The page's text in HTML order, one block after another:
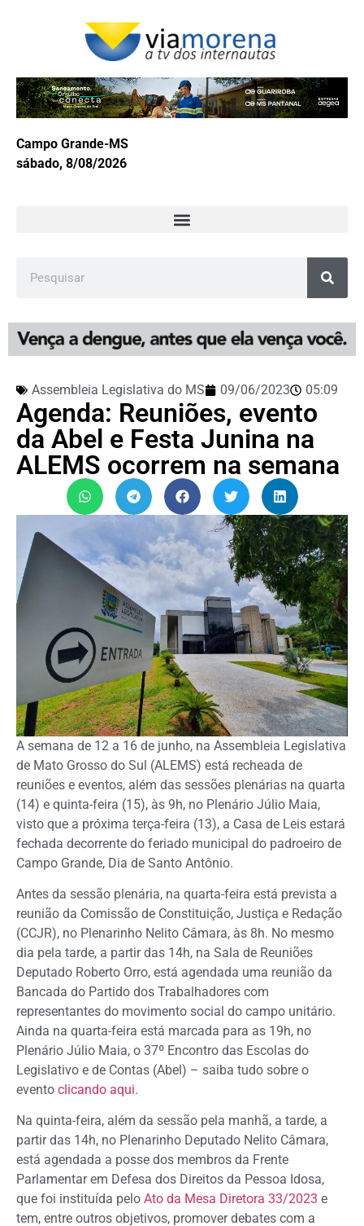
Campo Grande-MS
sábado, 8/08/2026
Assembleia Legislativa do MS 09/06/2023 05:09
Agenda: Reuniões, evento
da Abel e Festa Junina na
ALEMS ocorrem na semana
A semana de 12 a 16 de junho, na Assembleia Legislativa
de Mato Grosso do Sul (ALEMS) está recheada de
reuniões e eventos, além das sessões plenárias na quarta
(14) e quinta-feira (15), às 9h, no Plenário Júlio Maia,
visto que a próxima terça-feira (13), a Casa de Leis estará
fechada decorrente do feriado municipal do padroeiro de
Campo Grande, Dia de Santo Antônio.
Antes da sessão plenária, na quarta-feira está prevista a
reunião da Comissão de Constituição, Justiça e Redação
(CCJR), no Plenarinho Nelito Câmara, às 8h. No mesmo
dia pela tarde, a partir das 14h, na Sala de Reuniões
Deputado Roberto Orro, está agendada uma reunião da
Bancada do Partido dos Trabalhadores com
representantes do movimento social do campo unitário.
Ainda na quarta-feira está marcada para as 19h, no
Plenário Júlio Maia, o 37º Encontro das Escolas do
Legislativo e de Contas (Abel) – saiba tudo sobre o
evento clicando aqui.
Na quinta-feira, além da sessão pela manhã, a tarde, a
partir das 14h, no Plenarinho Deputado Nelito Câmara,
está agendada a posse dos membros da Frente
Parlamentar em Defesa dos Direitos da Pessoa Idosa,
que foi instituída pelo Ato da Mesa Diretora 33/2023 e
tem, entre outros objetivos, promover debates com a